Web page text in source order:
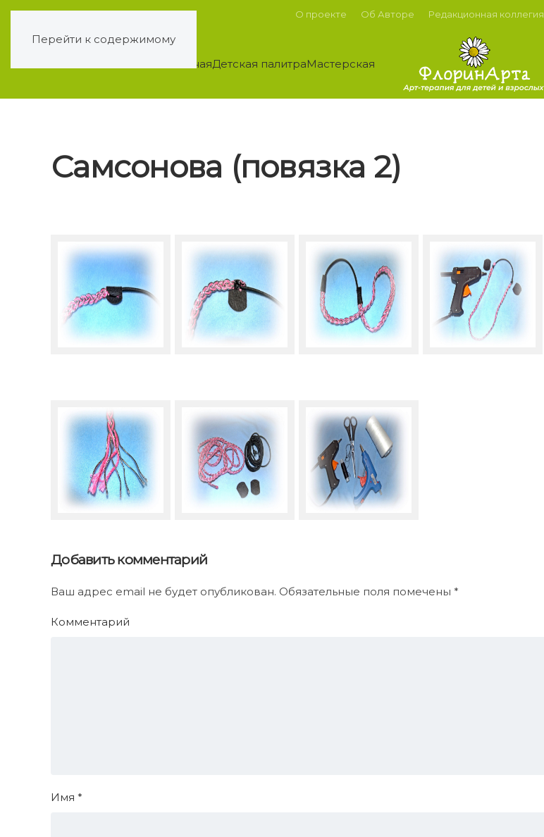
Перейти к содержимому
О проекте Об Авторе Редакционная коллегия
ГлавнаяДетская палитраМастерская
Самсонова (повязка 2)
Добавить комментарий
Ваш адрес email не будет опубликован. Обязательные поля помечены *
Комментарий
Имя *